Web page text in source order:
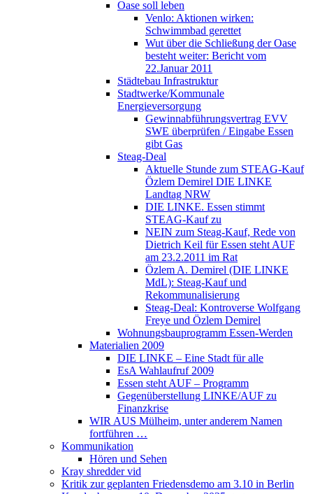
Oase soll leben
Venlo: Aktionen wirken:
Schwimmbad gerettet
Wut über die Schließung der Oase
besteht weiter: Bericht vom
22.Januar 2011
Städtebau Infrastruktur
Stadtwerke/Kommunale
Energieversorgung
Gewinnabführungsvertrag EVV
SWE überprüfen / Eingabe Essen
gibt Gas
Steag-Deal
Aktuelle Stunde zum STEAG-Kauf
Özlem Demirel DIE LINKE
Landtag NRW
DIE LINKE. Essen stimmt
STEAG-Kauf zu
NEIN zum Steag-Kauf, Rede von
Dietrich Keil für Essen steht AUF
am 23.2.2011 im Rat
Özlem A. Demirel (DIE LINKE
MdL): Steag-Kauf und
Rekommunalisierung
Steag-Deal: Kontroverse Wolfgang
Freye und Özlem Demirel
Wohnungsbauprogramm Essen-Werden
Materialien 2009
DIE LINKE – Eine Stadt für alle
EsA Wahlaufruf 2009
Essen steht AUF – Programm
Gegenüberstellung LINKE/AUF zu
Finanzkrise
WIR AUS Mülheim, unter anderem Namen
fortführen …
Kommunikation
Hören und Sehen
Kray shredder vid
Kritik zur geplanten Friedensdemo am 3.10 in Berlin